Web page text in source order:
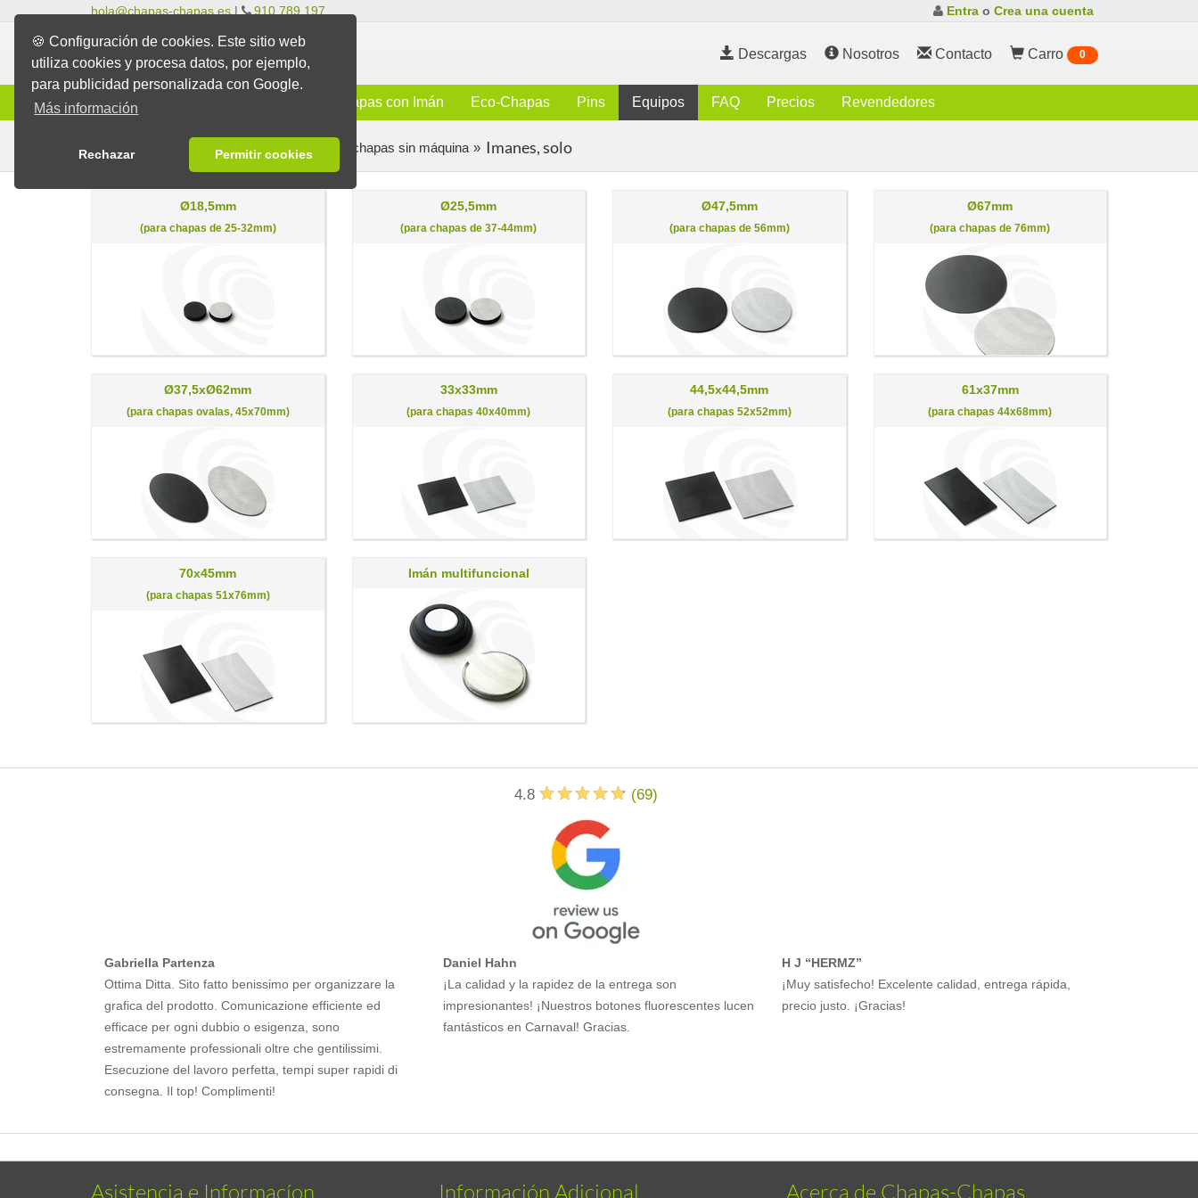
🍪 Configuración de cookies. Este sitio web
utiliza cookies y procesa datos, por ejemplo,
para publicidad personalizada con Google.
Más información
Rechazar Permitir cookies
hola@chapas-chapas.es | 910 789 197 Entra o Crea una cuenta
Descargas Nosotros Contacto Carro 0
Chapas con Imán Eco-Chapas Pins Equipos FAQ Precios Revendedores
Máquinas y Componentes Producción de chapas sin máquina Imanes, solo
Ø18,5mm
(para chapas de 25-32mm)
Ø25,5mm
(para chapas de 37-44mm)
Ø47,5mm
(para chapas de 56mm)
Ø67mm
(para chapas de 76mm)
Ø37,5xØ62mm
(para chapas ovalas, 45x70mm)
33x33mm
(para chapas 40x40mm)
44,5x44,5mm
(para chapas 52x52mm)
61x37mm
(para chapas 44x68mm)
70x45mm
(para chapas 51x76mm)
Imán multifuncional
4.8 (69)
Gabriella Partenza
Ottima Ditta. Sito fatto benissimo per organizzare la
grafica del prodotto. Comunicazione efficiente ed
efficace per ogni dubbio o esigenza, sono
estremamente professionali oltre che gentilissimi.
Esecuzione del lavoro perfetta, tempi super rapidi di
consegna. Il top! Complimenti!
Daniel Hahn
¡La calidad y la rapidez de la entrega son
impresionantes! ¡Nuestros botones fluorescentes lucen
fantásticos en Carnaval! Gracias.
H J “HERMZ”
¡Muy satisfecho! Excelente calidad, entrega rápida,
precio justo. ¡Gracias!
Asistencia e Informacíon Información Adicional Acerca de Chapas-Chapas